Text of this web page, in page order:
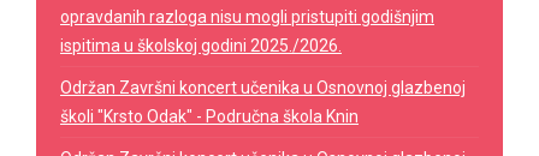
opravdanih razloga nisu mogli pristupiti godišnjim
ispitima u školskoj godini 2025./2026.
Održan Završni koncert učenika u Osnovnoj glazbenoj
školi "Krsto Odak" - Područna škola Knin